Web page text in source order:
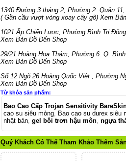
1340 Đường 3 tháng 2, Phường 2. Quận 11,
( Gần cầu vượt vòng xoay cây gõ) Xem
1021 Ấp Chiến Lược, Phường Bình Trị
Xem Bản Đồ Đến Shop
29/21 Hoàng Hoa Thám, Phường 6. Q.
Xem Bản Đồ Đến Shop
Số 12 Ngõ 26 Hoàng Quốc Việt , Phường
Xem Bản Đồ Đến Shop
Từ khóa sản phẩm:
Bao Cao Cấp Trojan Sensitivity
cao su siêu mỏng, Bao cao su durex siêu
nhật bản, gel bôi trơn hậu môn, ngựa
Quý Khách Có Thể Tham Khảo Thêm